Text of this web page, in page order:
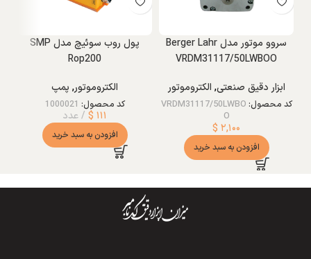
سروو موتور مدل Berger Lahr
VRDM31117/50LWBOO
ابزار دقیق صنعتی, الکتروموتور
کد محصول: VRDM31117/50LWBO
O
$ ۲,۱۰۰
افزودن به سبد خرید
پول روب سوئیچ مدل SMP
Rop200
الکتروموتور, پمپ
کد محصول: 1000021
$ ۱۱۱ عدد
افزودن به سبد خرید